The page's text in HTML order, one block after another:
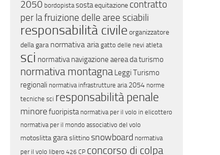
2050 bordopista sostaequitazione contratto
per la fruizione delle aree sciabili
responsabilità civile organizzatore
della gara normativa aria gatto delle nevi atleta
sci normativa navigazione aerea da turismo
normativa montagna Leggi Turismo
regionali normativa infrastrutture aria 2054 norme
tecniche sci responsabilità penale
minorefuoripista normativa per il volo in elicottero
normativa per il mondo associativo del volo
motoslitta garaslittino snowboard normativa
per il volo libero 426 CP concorso di colpa